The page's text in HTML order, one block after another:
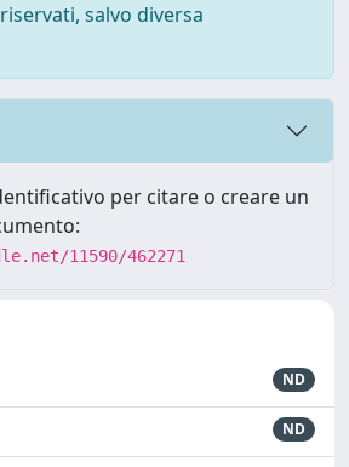
salvo diversa
per citare o creare un
11590/462271
ND
ND